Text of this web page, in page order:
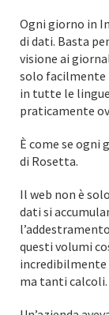
Ogni giorno in
di dati. Basta
visione ai
solo facilmente
in tutte le
praticamente
È come se ogni
di Rosetta.
Il web non è
dati si
questi volumi
incredibilmente
ma tanti calcoli.